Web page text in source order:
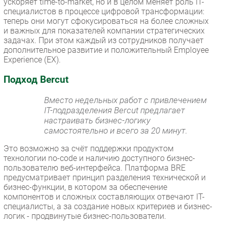
ускоряет time-to-market, но и в целом меняет роль IT-
специалистов в процессе цифровой трансформации:
теперь они могут сфокусироваться на более сложных
и важных для показателей компании стратегических
задачах. При этом каждый из сотрудников получает
дополнительное развитие и положительный Employee
Experience (EX).
Подход Bercut
Вместо недельных работ с привлечением
IT-подразделения Bercut предлагает
настраивать бизнес-логику
самостоятельно и всего за 20 минут.
Это возможно за счёт поддержки продуктом
технологии no-code и наличию доступного бизнес-
пользователю веб-интерфейса. Платформа BRE
предусматривает принцип разделения технической и
бизнес-функции, в котором за обеспечение
компонентов и сложных составляющих отвечают IT-
специалисты, а за создание новых критериев и бизнес-
логик - продвинутые бизнес-пользователи.